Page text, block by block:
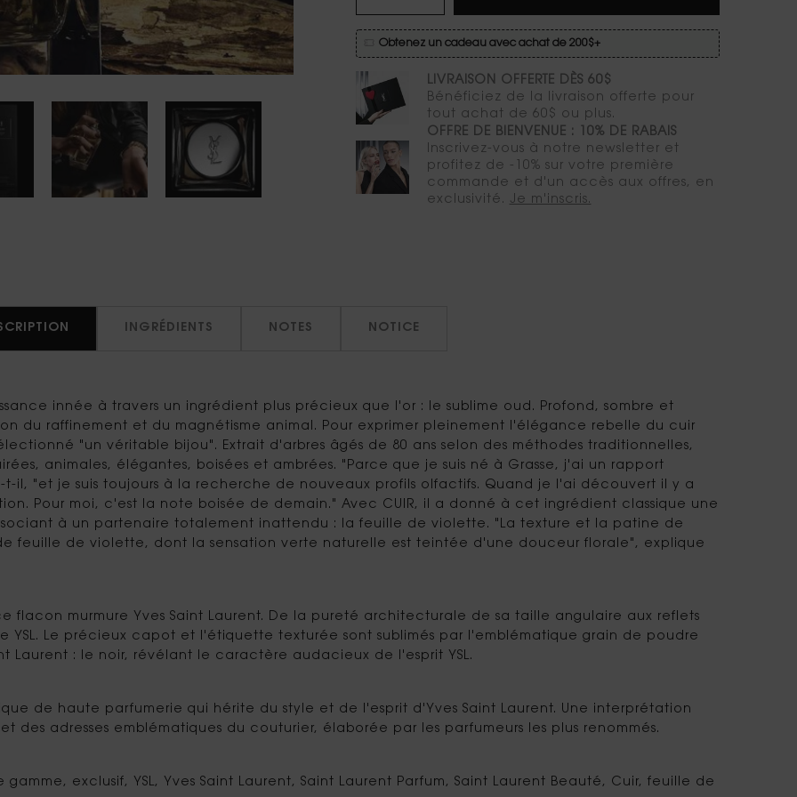
Obtenez un cadeau avec achat de 200$+
LIVRAISON OFFERTE DÈS 60$
Bénéficiez de la livraison offerte pour
tout achat de 60$ ou plus.
OFFRE DE BIENVENUE : 10% DE RABAIS
Inscrivez-vous à notre newsletter et
profitez de -10% sur votre première
commande et d'un accès aux offres, en
exclusivité. Je m'inscris.
INGRÉDIENTS NOTES NOTICE
innée à travers un ingrédient plus précieux que l'or : le sublime oud. Profond, sombre et
du raffinement et du magnétisme animal. Pour exprimer pleinement l'élégance rebelle du cuir
"un véritable bijou". Extrait d'arbres âgés de 80 ans selon des méthodes traditionnelles,
animales, élégantes, boisées et ambrées. "Parce que je suis né à Grasse, j'ai un rapport
il, "et je suis toujours à la recherche de nouveaux profils olfactifs. Quand je l'ai découvert il y a
Pour moi, c'est la note boisée de demain." Avec CUIR, il a donné à cet ingrédient classique une
à un partenaire totalement inattendu : la feuille de violette. "La texture et la patine de
feuille de violette, dont la sensation verte naturelle est teintée d'une douceur florale", explique
flacon murmure Yves Saint Laurent. De la pureté architecturale de sa taille angulaire aux reflets
YSL. Le précieux capot et l'étiquette texturée sont sublimés par l'emblématique grain de poudre
Laurent : le noir, révélant le caractère audacieux de l'esprit YSL.
de haute parfumerie qui hérite du style et de l'esprit d'Yves Saint Laurent. Une interprétation
des adresses emblématiques du couturier, élaborée par les parfumeurs les plus renommés.
exclusif, YSL, Yves Saint Laurent, Saint Laurent Parfum, Saint Laurent Beauté, Cuir, feuille de